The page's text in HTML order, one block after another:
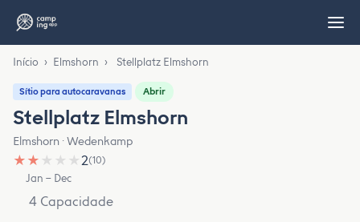
Início › Elmshorn › Stellplatz Elmshorn
Sítio para autocaravanas Abrir
Stellplatz Elmshorn
Elmshorn · Wedenkamp
★ ★ ★ ★ ★2(10)
Jan – Dec
4 Capacidade